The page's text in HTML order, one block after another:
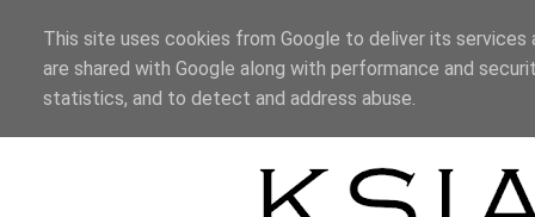
This site uses cookies from Google to deliver its
are shared with Google along with performance and
statistics, and to detect and address abuse.